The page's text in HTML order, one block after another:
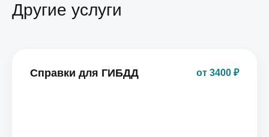
Другие услуги
Справки для ГИБДД от 3400 ₽